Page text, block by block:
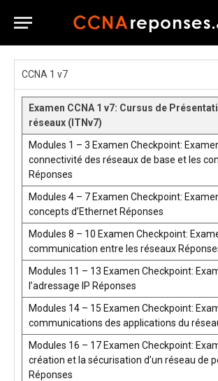
CCNA 1 v7
Examen CCNA 1 v7: Cursus de
réseaux (ITNv7)
Modules 1 – 3 Examen Checkpoint:
connectivité des réseaux de base et les
Réponses
Modules 4 – 7 Examen Checkpoint:
concepts d’Ethernet Réponses
Modules 8 – 10 Examen Checkpoint:
communication entre les réseaux
Modules 11 – 13 Examen Checkpoint:
l’adressage IP Réponses
Modules 14 – 15 Examen Checkpoint:
communications des applications du
Modules 16 – 17 Examen Checkpoint:
création et la sécurisation d’un réseau de
Réponses